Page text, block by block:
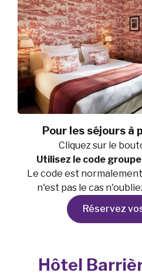
Pour les séjours à
Cliquez sur le
Utilisez le code
Le code est
n'est pas le cas
Réservez
Hôtel